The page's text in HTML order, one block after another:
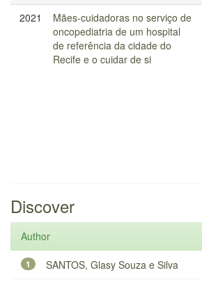
2021
Mães-cuidadoras no serviço de
oncopediatria de um hospital
de referência da cidade do
Recife e o cuidar de si
Discover
Author
1 SANTOS, Glasy Souza e Silva